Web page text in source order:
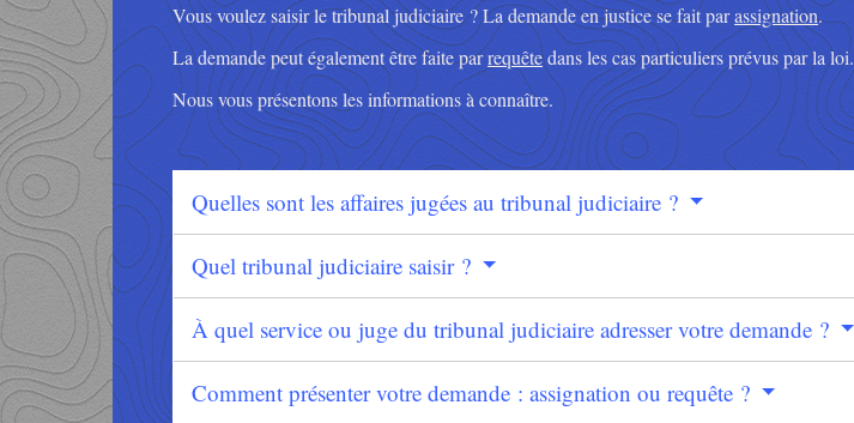
Vous voulez saisir le tribunal judiciaire ? La demande en justice se fait parassignation.
La demande peut également être faite parrequêtedans les cas particuliers prévus par la loi.
Nous vous présentons les informations à connaître.
Quelles sont les affaires jugées au tribunal judiciaire ?
Quel tribunal judiciaire saisir ?
À quel service ou juge du tribunal judiciaire adresser votre demande ?
Comment présenter votre demande : assignation ou requête ?